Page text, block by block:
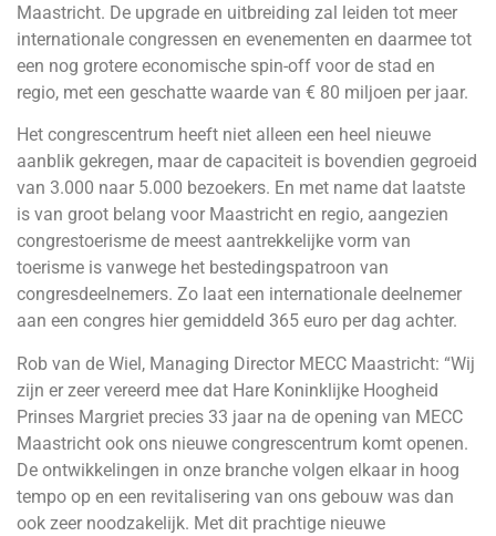
Maastricht. De upgrade en uitbreiding zal leiden tot meer
internationale congressen en evenementen en daarmee tot
een nog grotere economische spin-off voor de stad en
regio, met een geschatte waarde van € 80 miljoen per jaar.
Het congrescentrum heeft niet alleen een heel nieuwe
aanblik gekregen, maar de capaciteit is bovendien gegroeid
van 3.000 naar 5.000 bezoekers. En met name dat laatste
is van groot belang voor Maastricht en regio, aangezien
congrestoerisme de meest aantrekkelijke vorm van
toerisme is vanwege het bestedingspatroon van
congresdeelnemers. Zo laat een internationale deelnemer
aan een congres hier gemiddeld 365 euro per dag achter.
Rob van de Wiel, Managing Director MECC Maastricht: “Wij
zijn er zeer vereerd mee dat Hare Koninklijke Hoogheid
Prinses Margriet precies 33 jaar na de opening van MECC
Maastricht ook ons nieuwe congrescentrum komt openen.
De ontwikkelingen in onze branche volgen elkaar in hoog
tempo op en een revitalisering van ons gebouw was dan
ook zeer noodzakelijk. Met dit prachtige nieuwe